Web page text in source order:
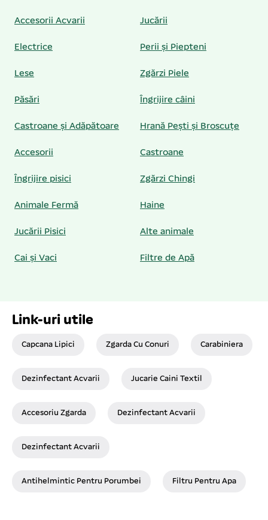
Accesorii Acvarii Jucării
Electrice Perii și Piepteni
Lese Zgărzi Piele
Păsări Îngrijire câini
Castroane și Adăpătoare Hrană Pești și Broscuțe
Accesorii Castroane
Îngrijire pisici Zgărzi Chingi
Animale Fermă Haine
Jucării Pisici Alte animale
Cai și Vaci Filtre de Apă
Link-uri utile
Capcana Lipici Zgarda Cu Conuri Carabiniera
Dezinfectant Acvarii Jucarie Caini Textil
Accesoriu Zgarda Dezinfectant Acvarii
Dezinfectant Acvarii
Antihelmintic Pentru Porumbei Filtru Pentru Apa